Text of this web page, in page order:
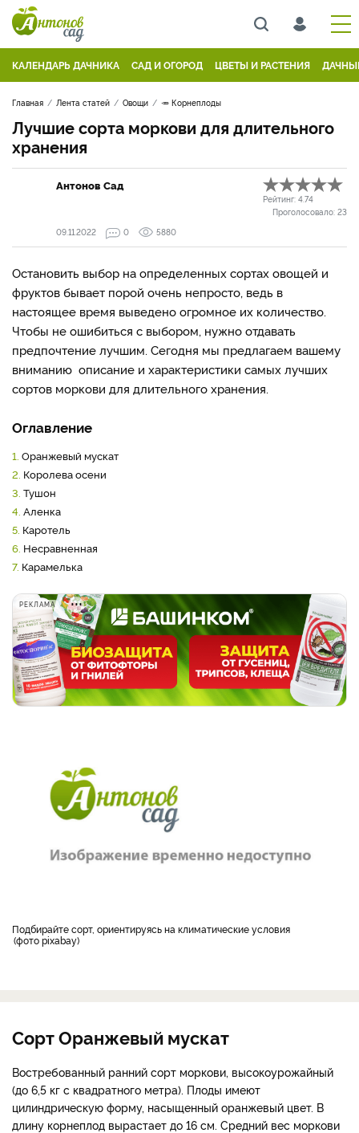
КАЛЕНДАРЬ ДАЧНИКА САД И ОГОРОД ЦВЕТЫ И РАСТЕНИЯ
Главная Лента статей Овощи 🥕 Корнеплоды
Лучшие сорта моркови для длительного
хранения
Антонов Сад
Рейтинг: 4.74
Проголосовало: 23
09.11.2022
0 5880
Остановить выбор на определенных сортах овощей и
фруктов бывает порой очень непросто, ведь в
настоящее время выведено огромное их количество.
Чтобы не ошибиться с выбором, нужно отдавать
предпочтение лучшим. Сегодня мы предлагаем вашему
вниманию описание и характеристики самых лучших
сортов моркови для длительного хранения.
Оглавление
1. Оранжевый мускат
2. Королева осени
3. Тушон
4. Аленка
5. Каротель
6. Несравненная
7. Карамелька
РЕКЛАМА
Подбирайте сорт, ориентируясь на климатические условия
фото pixabay
Сорт Оранжевый мускат
Востребованный ранний сорт моркови, высокоурожайный
(до 6,5 кг с квадратного метра). Плоды имеют
цилиндрическую форму, насыщенный оранжевый цвет. В
длину корнеплод вырастает до 16 см. Средний вес моркови